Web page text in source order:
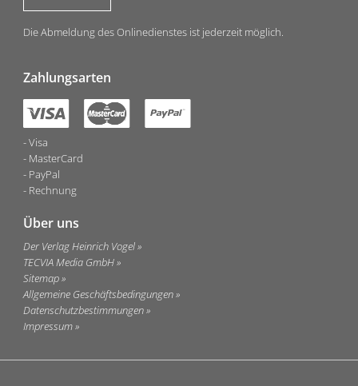
Die Abmeldung des Onlinedienstes ist jederzeit möglich.
Zahlungsarten
Visa
MasterCard
PayPal
Rechnung
Über uns
Der Verlag Heinrich Vogel
TECVIA Media GmbH
Sitemap
Allgemeine Geschäftsbedingungen
Datenschutzbestimmungen
Impressum